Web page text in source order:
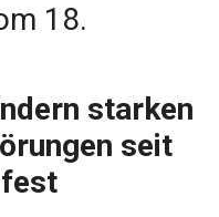
18.
starken
seit